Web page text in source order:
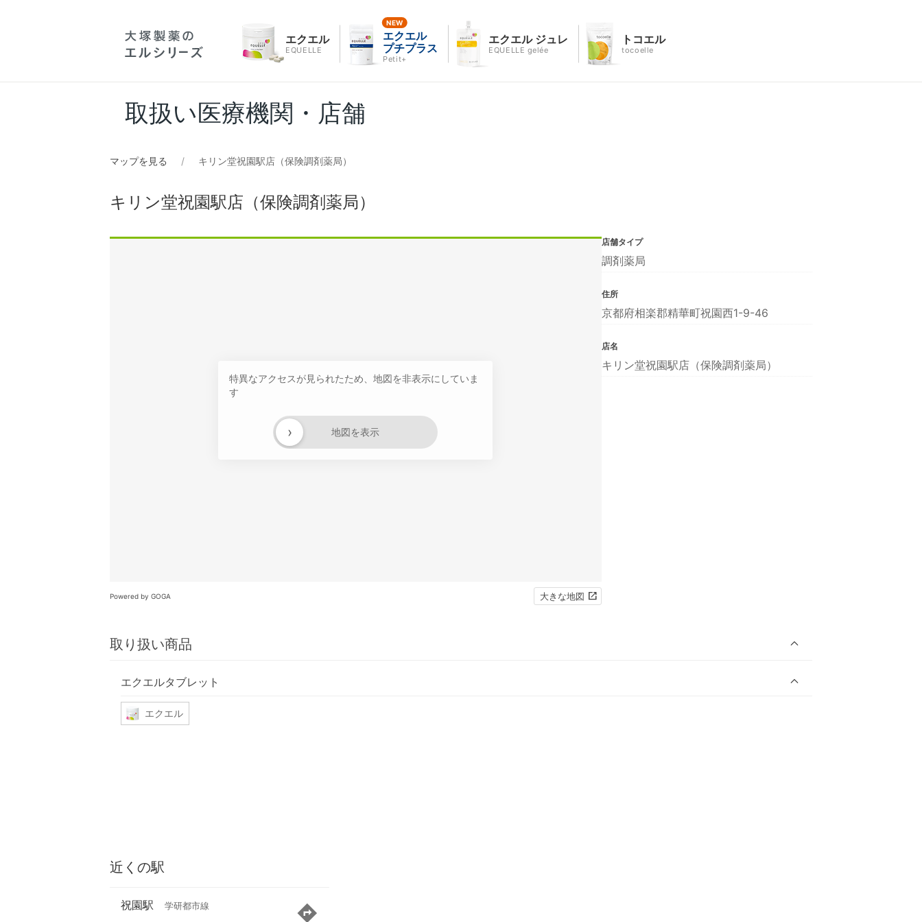
エクエル
EQUELLE
エクエル
プチプラス
Petit+
エクエル ジュレ
EQUELLE gelée
トコエル
tocoelle
取扱い医療機関・店舗
マップを見る キリン堂祝園駅店（保険調剤薬局）
キリン堂祝園駅店（保険調剤薬局）
特異なアクセスが見られたため、地図を非表示にしていま
す
地図を表示
›
Powered by GOGA 大きな地図
取り扱い商品
エクエルタブレット
エクエル
店舗タイプ
調剤薬局
住所
京都府相楽郡精華町祝園西1-9-46
店名
キリン堂祝園駅店（保険調剤薬局）
近くの駅
祝園駅 学研都市線